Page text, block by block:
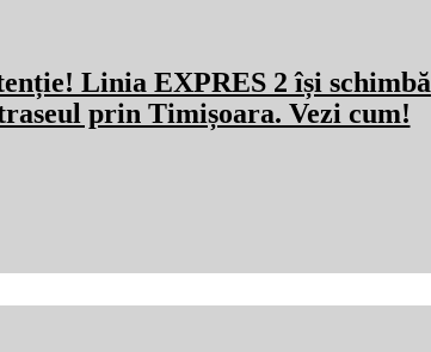
Linia EXPRES 2 își schimbă
prin Timișoara. Vezi cum!